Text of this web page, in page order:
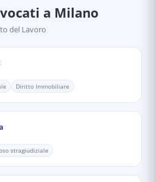
a Milano
del Lavoro
Diritto Immobiliare
stragiudiziale